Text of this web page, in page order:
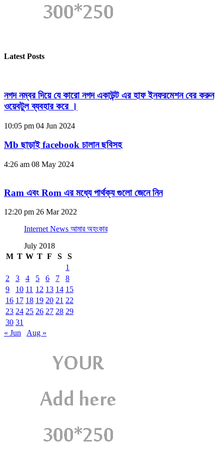
Latest Posts
নগদ নম্বর দিয়ে যে কারো নগদ একাউন্ট এর হাফ ইনফরমেশন বের করুন
ওয়েবটুল ব্যবহার করে ।
10:05 pm 04 Jun 2024
Mb ছাড়াই facebook চালান ছবিসহ
4:26 am 08 May 2024
Ram এবং Rom এর মধ্যে পার্থক্য গুলো জেনে নিন
12:20 pm 26 Mar 2022
Internet News আমার অহংকার
July 2018
M T W T F S
S
1
2
3 4 5 6 7
8
9
10 11 12 13 14 15
16 17 18 19 20 21 22
23 24 25 26 27 28 29
30 31
« Jun
Aug »